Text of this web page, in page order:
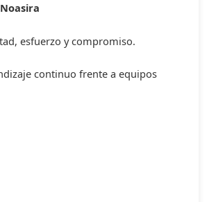
esfuerzo y compromiso.
continuo frente a equipos